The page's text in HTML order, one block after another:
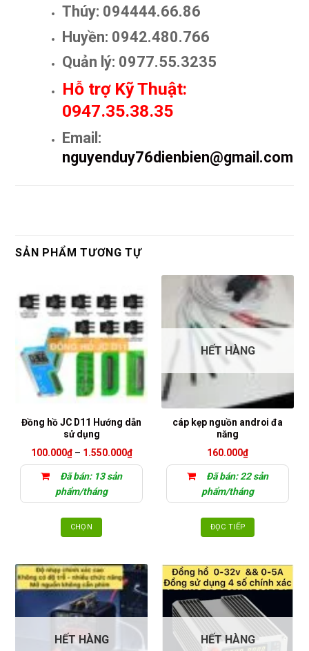
Thúy: 094444.66.86
Huyền: 0942.480.766
Quản lý: 0977.55.3235
Hỗ trợ Kỹ Thuật:
0947.35.38.35
Email:
nguyenduy76dienbien@gmail.com
SẢN PHẨM TƯƠNG TỰ
Đồng hồ JC D11 Hướng dẫn
sử dụng
100.000₫ – 1.550.000₫Khoảng
giá:
từ
Đã bán: 13 sản
phẩm/tháng
CHỌN
này
có
nhiều
biến
Các
HẾT HÀNG
cáp kẹp nguồn androi đa
năng
160.000₫
Đã bán: 22 sản
phẩm/tháng
ĐỌC TIẾP
HẾT HÀNG HẾT HÀNG